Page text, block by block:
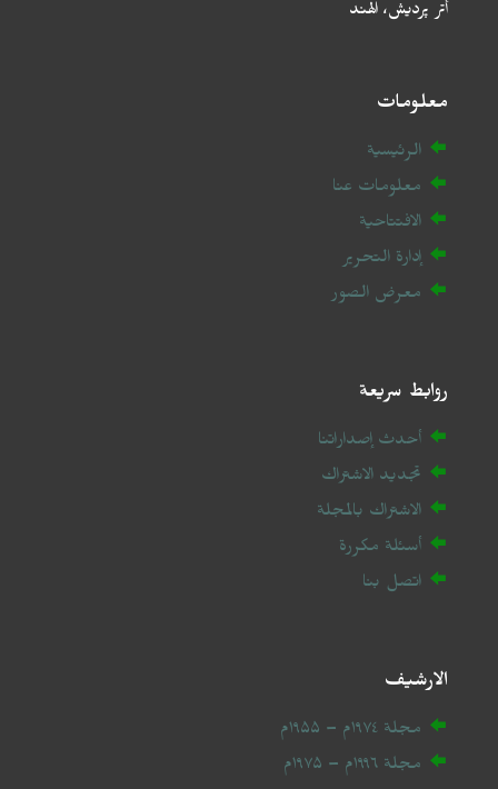
أتر پردیش، الهند
معلومات
الرئيسية
معلومات عنا
الافتتاحية
إدارة التحرير
معرض الصور
روابط سريعة
أحدث إصداراتنا
تجديد الاشتراك
الاشتراك بالمجلة
أسئلة مكررة
اتصل بنا
الارشيف
مجلة ۱۹۷٤م – ۱۹۵۵م
مجلة ۱۹۹٦م – ۱۹۷۵م